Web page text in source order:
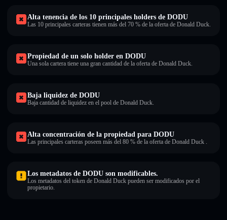
Alta tenencia de los 10 principales holders de DODU
Las 10 principales carteras tienen más del 70 % de la oferta de Donald Duck.
Propiedad de un solo holder en DODU
Una sola cartera tiene una gran cantidad de la oferta de Donald Duck.
Baja liquidez de DODU
Baja cantidad de liquidez en el pool de Donald Duck.
Alta concentración de la propiedad para DODU
Las principales carteras poseen más del 80 % de la oferta de Donald Duck .
Los metadatos de DODU son modificables.
Los metadatos del token de Donald Duck pueden ser modificados por el
propietario.